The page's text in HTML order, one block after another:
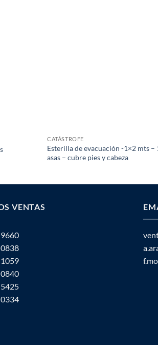
CATÁSTROFE
Esterilla de evacuación -1×2 mts –
asas – cubre pies y cabeza
VENTAS